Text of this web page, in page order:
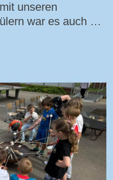
unseren
war es auch …